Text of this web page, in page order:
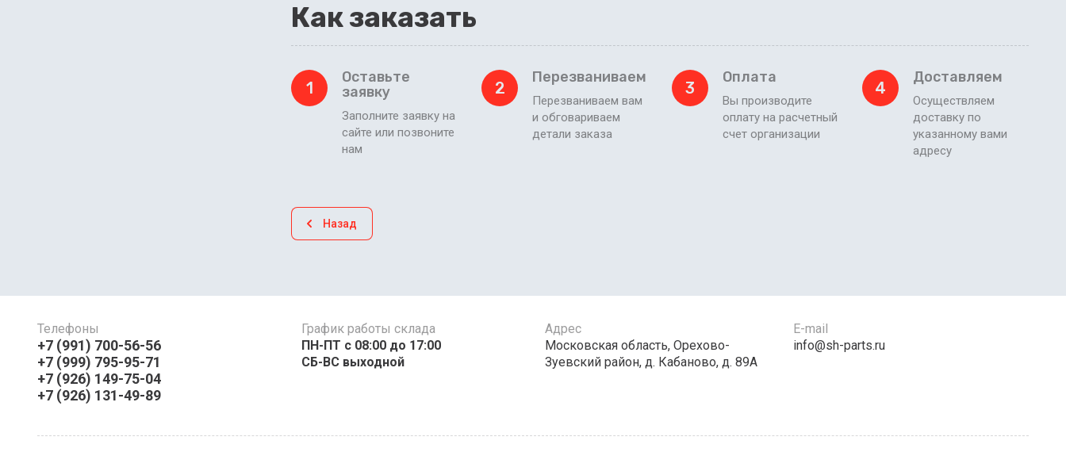
Как заказать
1
Оставьте
заявку
Заполните заявку на
сайте или позвоните
нам
2
Перезваниваем
Перезваниваем вам
и обговариваем
детали заказа
3
Оплата
Вы производите
оплату на расчетный
счет организации
4
Доставляем
Осуществляем
доставку по
указанному вами
адресу
Назад
Телефоны
+7 (991) 700-56-56
+7 (999) 795-95-71
+7 (926) 149-75-04
+7 (926) 131-49-89
График работы склада
ПН-ПТ с 08:00 до 17:00 ​​​​​​
СБ-ВС выходной
Адрес
Московская область, Орехово-
Зуевский район, д. Кабаново, д. 89А
E-mail
info@sh-parts.ru